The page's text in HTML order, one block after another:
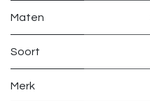
Maten
Soort
Merk